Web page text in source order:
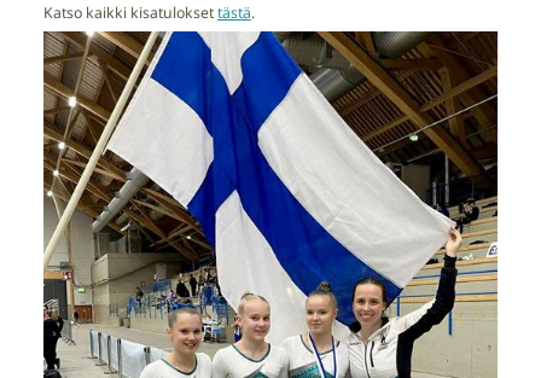
Katso kaikki kisatuloksettästä.